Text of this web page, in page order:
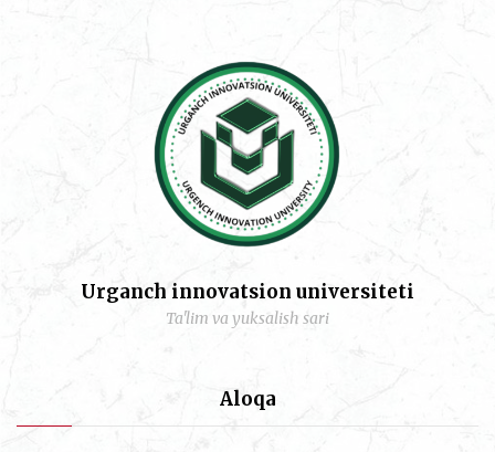
Urganch innovatsion universiteti
Ta'lim va yuksalish sari
Aloqa